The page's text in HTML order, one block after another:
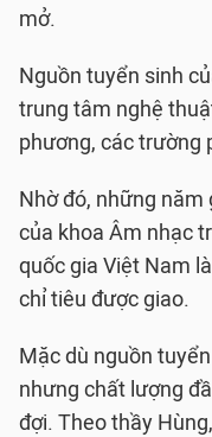
mở.
Nguồn tuyển sinh
trung tâm nghệ
phương, các trường
Nhờ đó, những năm
của khoa Âm nhạc
quốc gia Việt Nam
chỉ tiêu được giao.
Mặc dù nguồn
nhưng chất lượng
đợi. Theo thầy